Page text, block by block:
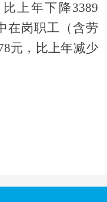
比上年下降3389
在岗职工（含劳
元，比上年减少